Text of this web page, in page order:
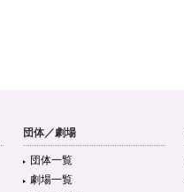
団体／劇場
団体一覧
劇場一覧